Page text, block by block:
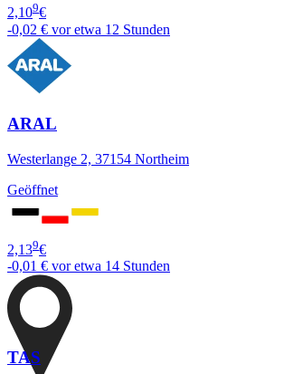
2,109€
-0,02 € vor etwa 12 Stunden
ARAL
Westerlange 2, 37154 Northeim
Geöffnet
2,139€
-0,01 € vor etwa 14 Stunden
TAS